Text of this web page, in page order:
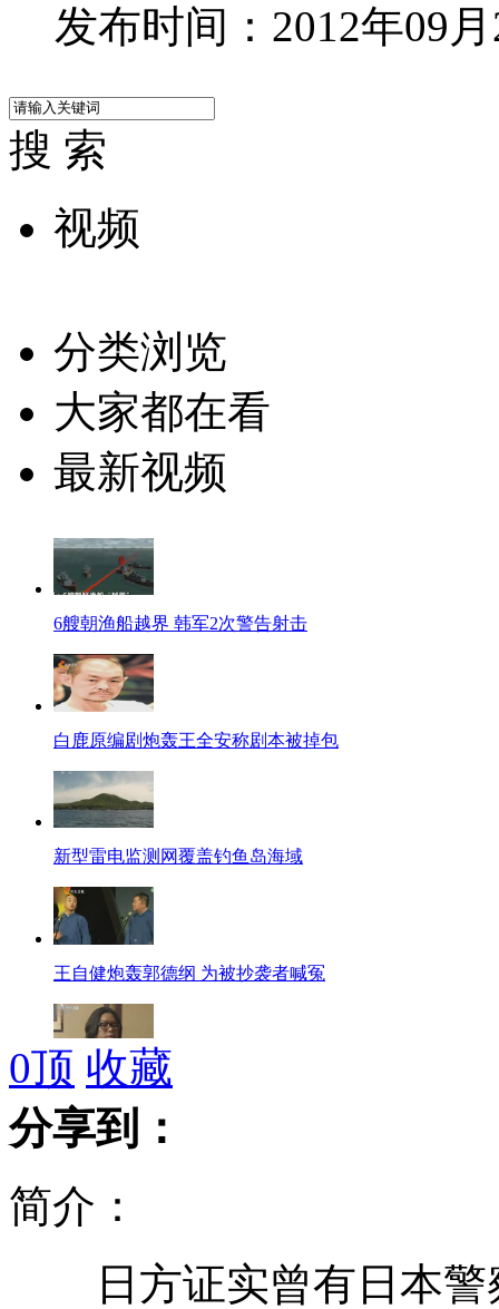
发布时间：2012年09
搜 索
视频
分类浏览
大家都在看
最新视频
6艘朝渔船越界 韩军2次警告射击
白鹿原编剧炮轰王全安称剧本被掉包
新型雷电监测网覆盖钓鱼岛海域
王自健炮轰郭德纲 为被抄袭者喊冤
高晓松：不仅需要好声音也需要好创作
俄罗斯一司机醉酒驾车撞死7人
0顶 收藏
分享到：
简介：
日方证实曾有日本警